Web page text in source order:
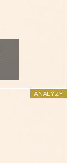
ANALÝZY